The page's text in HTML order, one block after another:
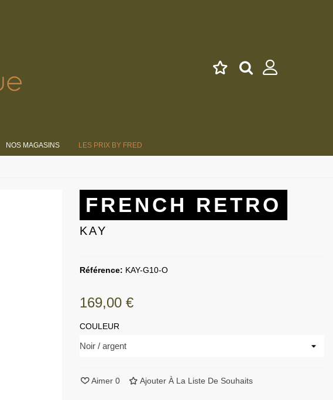
NOS MAGASINS LES PRIX BY FRED
FRENCH RETRO
KAY
Référence: KAY-G10-O
169,00 €
COULEUR
Aimer 0 Ajouter À La Liste De Souhaits